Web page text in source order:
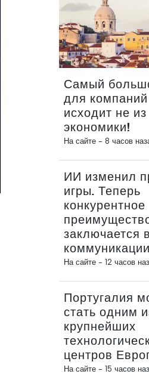
Самый
для компаний
исходит не из
экономики!
На сайте - 8 часов
ИИ изменил
игры. Теперь
конкурентное
заключается в
На сайте - 12 часов
Португалия
стать одним
крупнейших
центров
На сайте - 15 часов